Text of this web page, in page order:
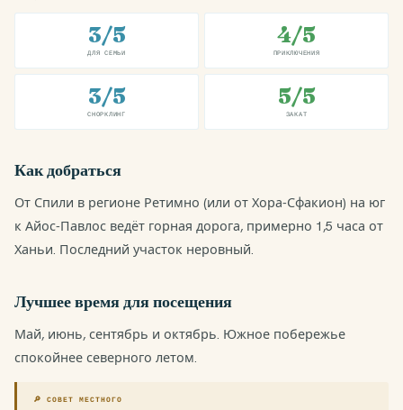
3/5
ДЛЯ СЕМЬИ
4/5
ПРИКЛЮЧЕНИЯ
3/5
СНОРКЛИНГ
5/5
ЗАКАТ
Как добраться
От Спили в регионе Ретимно (или от Хора-Сфакион) на юг
к Айос-Павлос ведёт горная дорога, примерно 1,5 часа от
Ханьи. Последний участок неровный.
Лучшее время для посещения
Май, июнь, сентябрь и октябрь. Южное побережье
спокойнее северного летом.
🔎 СОВЕТ МЕСТНОГО